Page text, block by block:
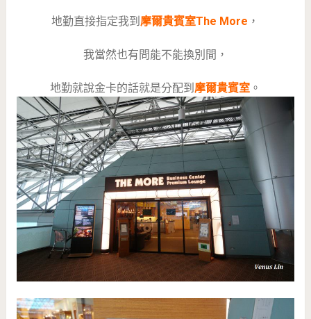
地勤直接指定我到 摩爾貴賓室The More ，
我當然也有問能不能換別間，
地勤就說金卡的話就是分配到 摩爾貴賓室。